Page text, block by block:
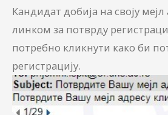
Кандидат добија на своју мејл
линком за потврду
потребно кликнути како би
регистрацију.